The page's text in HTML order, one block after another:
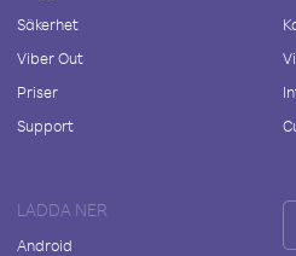
Säkerhet
Viber Out
Priser
Support
LADDA NER
Android